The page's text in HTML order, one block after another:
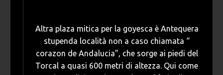
Altra plaza mitica per la goyesca è Antequera
stupenda località non a caso chiamata “
corazon de Andalucia”, che sorge ai piedi del
Torcal a quasi 600 metri di altezza. Qui come